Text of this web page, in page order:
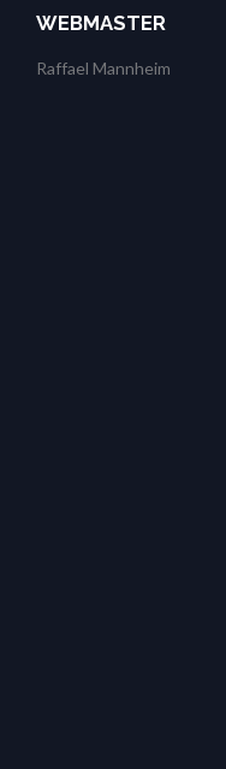
WEBMASTER
Raffael Mannheim